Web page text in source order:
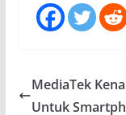
MediaTek
Untuk